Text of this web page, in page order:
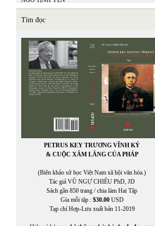
NGỌC HOÀI PHƯƠNG
Ngu Yên
NGƯỜI VIỆT ONLINE
NGUYỄN ĐÔNG GIANG
NGUYỄN THẠCH GIANG
Nguyễn Anh Thế
NGUYỄN BÍNH
NGUYỄN BÌNH PHƯƠNG
NGUYỄN CHÍ TRUNG
NGUYỄN DẠ QUỲNH
NGUYỄN ĐĂNG KHƯƠNG
NGUYỄN ĐẠT
NGUYỄN ĐÔNG GIANG
NGUYÊN DU
NGUYỄN ĐỨC BẠN
NGUYỄN ĐỨC BẠN
NGUYỄN ĐỨC HẠNH
Tìm đọc
PETRUS KEY TRƯƠNG VĨNH KÝ
& CUỘC XÂM LĂNG CỦA PHÁP
(Biên khảo sử học Việt Nam xã hội văn hóa.)
Tác giả VŨ NGỰ CHIÊU PhD, JD
Sách gần 850 trang / chia làm Hai Tập
Gía mỗi tập : $30.00USD
Tạp chí Hợp-Lưu xuất bản 11-2019